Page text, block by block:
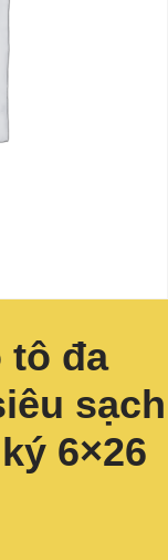
tô đa
sạch
6×26